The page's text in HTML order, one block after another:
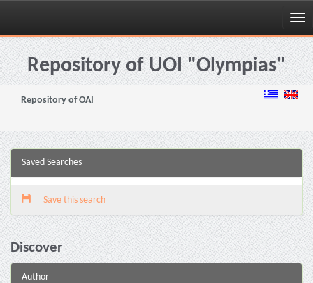
Skip
navigationRepository of UOI "Olympias"
Repository of OAI
Saved Searches
Save this search
Discover
Author